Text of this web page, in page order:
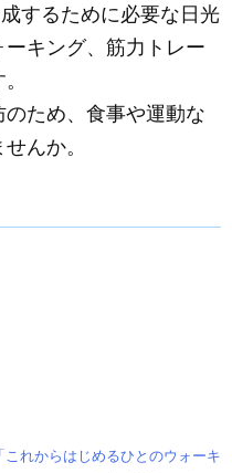
するために必要な日光
キング、筋力トレー
ため、食事や運動な
んか。
「これからはじめるひとのウォーキ